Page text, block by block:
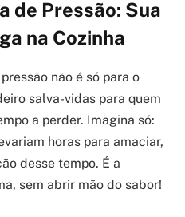
de Pressão: Sua
na Cozinha
não é só para o
salva-vidas para quem
a perder. Imagina só:
horas para amaciar,
desse tempo. É a
sem abrir mão do sabor!